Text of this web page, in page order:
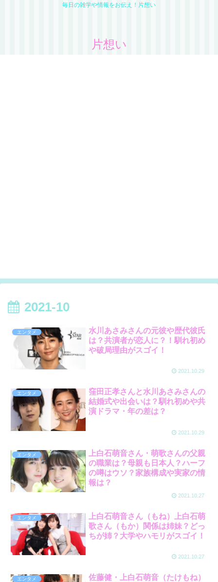
毎日の雑学や情報をお伝え！片想い
片想い
2021-10
エンタメ
水川あさみさんの元彼や歴代彼氏
は？共演者が恋人に？！馴れ初め
や破局理由がスゴイ！
2021.10.29
エンタメ
窪田正孝さんと水川あさみさんの
結婚式や出会いは？馴れ初めや共
演ドラマ・年の差は？
2021.10.29
エンタメ
上白石萌音さん・萌歌さんの父親
の職業は？母親も日本人？ハーフ
の噂はウソ？家族構成や実家の情
報は？
2021.10.27
エンタメ
上白石萌音さん（もね）上白石萌
歌さん（もか）関係は姉妹？どっ
ちが姉？大学やハモリがスゴイ！
2021.10.27
エンタメ
佐藤健・上白石萌音（たけもね）